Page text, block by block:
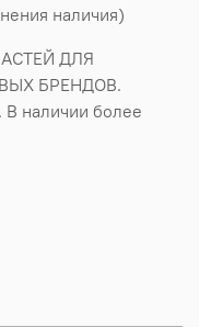
наличия)
ДЛЯ
БРЕНДОВ.
наличии более